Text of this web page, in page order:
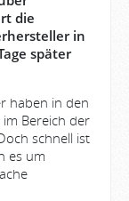
die
in
später
haben in den
Bereich der
schnell ist
es um